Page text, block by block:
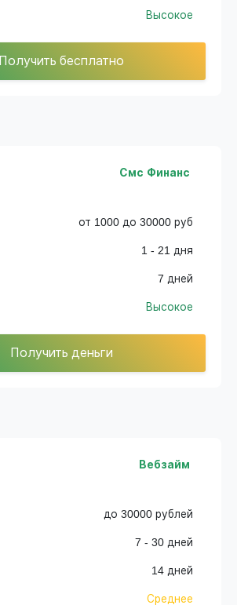
Высокое
Получить бесплатно
Смс Финанс
от 1000 до 30000 руб
1 - 21 дня
7 дней
Высокое
Получить деньги
Вебзайм
до 30000 рублей
7 - 30 дней
14 дней
Среднее